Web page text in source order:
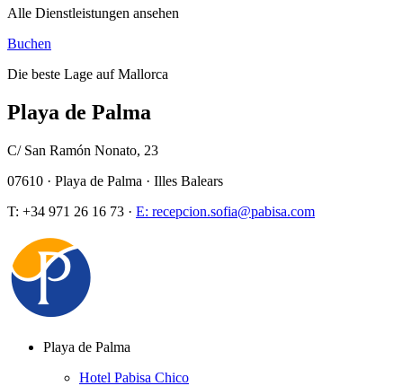
Alle Dienstleistungen ansehen
Buchen
Die beste Lage auf Mallorca
Playa de Palma
C/ San Ramón Nonato, 23
07610 · Playa de Palma · Illes Balears
T: +34 971 26 16 73 · E: recepcion.sofia@pabisa.com
Playa de Palma
Hotel Pabisa Chico